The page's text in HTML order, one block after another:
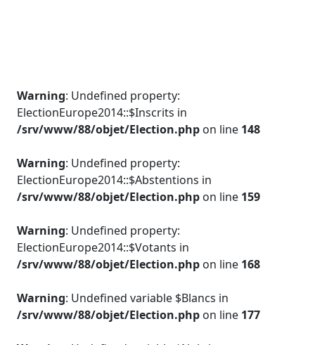
Warning: Undefined property:
ElectionEurope2014::$Inscrits in
/srv/www/88/objet/Election.php on line 148
Warning: Undefined property:
ElectionEurope2014::$Abstentions in
/srv/www/88/objet/Election.php on line 159
Warning: Undefined property:
ElectionEurope2014::$Votants in
/srv/www/88/objet/Election.php on line 168
Warning: Undefined variable $Blancs in
/srv/www/88/objet/Election.php on line 177